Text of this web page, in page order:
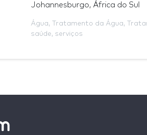
Johannesburgo, África do Sul
Água, Tratamento da Água,
saúde, serviços